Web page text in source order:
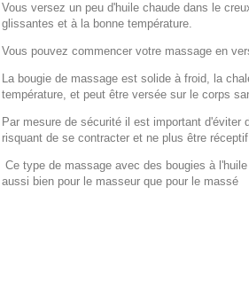
Vous versez un peu d'huile chaude dans le
glissantes et à la bonne température.
Vous pouvez commencer votre massage en
La bougie de massage est solide à froid, la
température, et peut être versée sur le corps
Par mesure de sécurité il est important
risquant de se contracter et ne plus être
Ce type de massage avec des bougies à
aussi bien pour le masseur que pour le massé